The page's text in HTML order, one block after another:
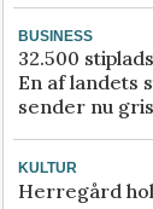
BUSINESS
32.500
En af landets
sender nu
KULTUR
Herregård